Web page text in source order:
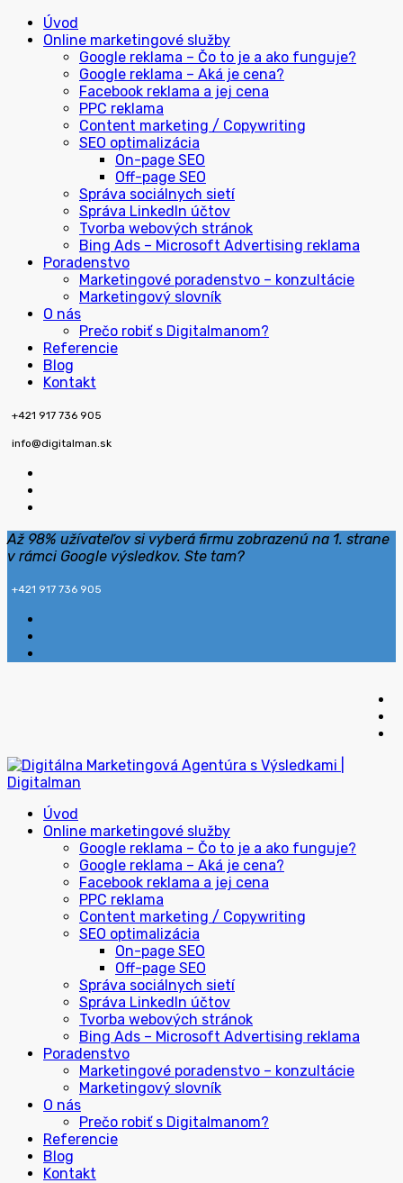
Úvod
Online marketingové služby
Google reklama – Čo to je a ako funguje?
Google reklama – Aká je cena?
Facebook reklama a jej cena
PPC reklama
Content marketing / Copywriting
SEO optimalizácia
On-page SEO
Off-page SEO
Správa sociálnych sietí
Správa LinkedIn účtov
Tvorba webových stránok
Bing Ads – Microsoft Advertising reklama
Poradenstvo
Marketingové poradenstvo – konzultácie
Marketingový slovník
O nás
Prečo robiť s Digitalmanom?
Referencie
Blog
Kontakt
+421 917 736 905
info@digitalman.sk
Až 98% užívateľov si vyberá firmu zobrazenú na 1. strane
v rámci Google výsledkov. Ste tam?
+421 917 736 905
Úvod
Online marketingové služby
Google reklama – Čo to je a ako funguje?
Google reklama – Aká je cena?
Facebook reklama a jej cena
PPC reklama
Content marketing / Copywriting
SEO optimalizácia
On-page SEO
Off-page SEO
Správa sociálnych sietí
Správa LinkedIn účtov
Tvorba webových stránok
Bing Ads – Microsoft Advertising reklama
Poradenstvo
Marketingové poradenstvo – konzultácie
Marketingový slovník
O nás
Prečo robiť s Digitalmanom?
Referencie
Blog
Kontakt